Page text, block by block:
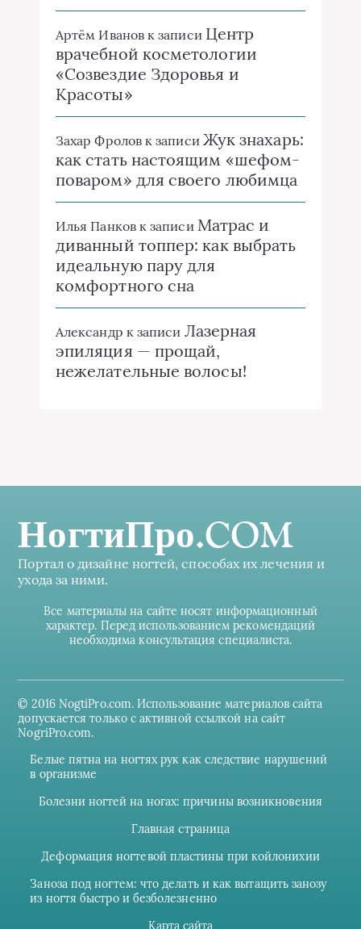
Артём Ивановк записи Центр
врачебной косметологии
«Созвездие Здоровья и
Красоты»
Захар Фроловк записи Жук знахарь:
как стать настоящим «шефом-
поваром» для своего любимца
Илья Панковк записи Матрас и
диванный топпер: как выбрать
идеальную пару для
комфортного сна
Александр к записи Лазерная
эпиляция — прощай,
нежелательные волосы!
НогтиПро.COM
Портал о дизайне ногтей, способах их лечения и
ухода за ними.
Все материалы на сайте носят информационный
характер. Перед использованием рекомендаций
необходима консультация специалиста.
© 2016 NogtiPro.com. Использование материалов сайта
допускается только с активной ссылкой на сайт
NogriPro.com.
Белые пятна на ногтях рук как следствие нарушений
в организме
Болезни ногтей на ногах: причины возникновения
Главная страница
Деформация ногтевой пластины при койлонихии
Заноза под ногтем: что делать и как вытащить занозу
из ногтя быстро и безболезненно
Карта сайта